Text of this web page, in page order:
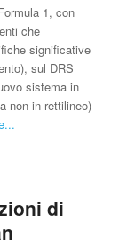
1, con
che
significative
sul DRS
sistema in
non in rettilineo)
di